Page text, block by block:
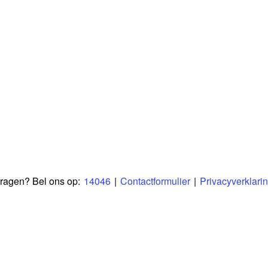
Bel ons op: 14046 | Contactformulier |